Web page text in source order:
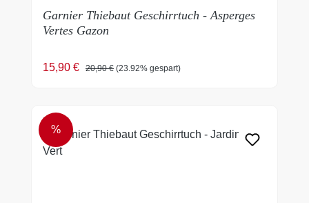
Garnier Thiebaut Geschirrtuch - Asperges
Vertes Gazon
Verkaufspreis:
15,90 € Regulärer Preis:
20,90 € (23.92% gespart)
RABATT
%